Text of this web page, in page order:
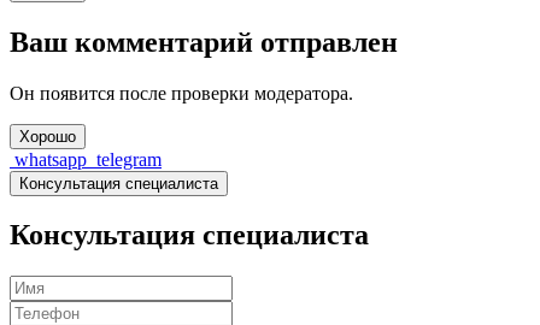
Ваш комментарий отправлен
Он появится после проверки модератора.
Хорошо
whatsapp telegram
Консультация специалиста
Консультация специалиста